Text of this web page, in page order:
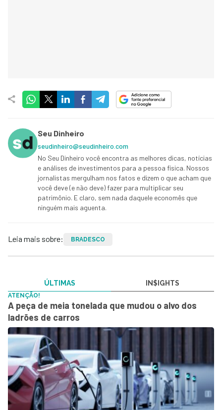
Seu Dinheiro
seudinheiro@seudinheiro.com
No Seu Dinheiro você encontra as melhores dicas, notícias
e análises de investimentos para a pessoa física. Nossos
jornalistas mergulham nos fatos e dizem o que acham que
você deve (e não deve) fazer para multiplicar seu
patrimônio. E claro, sem nada daquele economês que
ninguém mais aguenta.
Leia mais sobre: BRADESCO
ÚLTIMAS IN$IGHTS
ATENÇÃO!
A peça de meia tonelada que mudou o alvo dos
ladrões de carros